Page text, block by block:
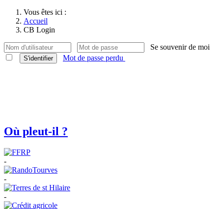
Vous êtes ici :
Accueil
CB Login
Se souvenir de moi
S'identifier Mot de passe perdu
Où pleut-il ?
-
-
-